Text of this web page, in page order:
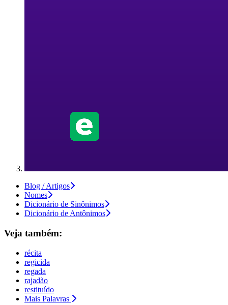
Blog / Artigos
Nomes
Dicionário de Sinônimos
Dicionário de Antônimos
Veja também:
récita
regicida
regada
rajadão
restituído
Mais Palavras